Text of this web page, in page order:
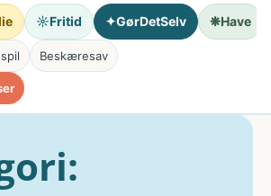
☼Fritid ✦GørDetSelv ❋Have
Beskæresav